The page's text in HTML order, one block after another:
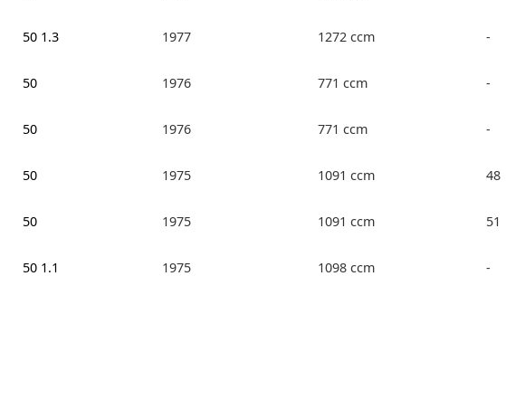
50 1.3 1977 1272 ccm -
50 1976 771 ccm -
50 1976 771 ccm -
50 1975 1091 ccm 48
50 1975 1091 ccm 51
50 1.1 1975 1098 ccm -